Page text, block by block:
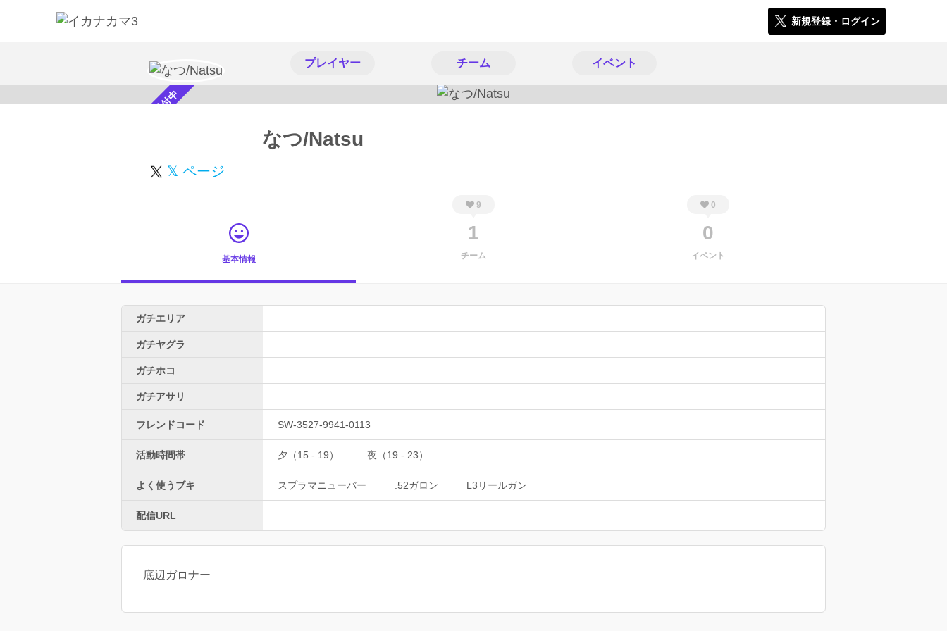
新規登録・ログイン
プレイヤー チーム イベント
スカウト受付中 なつ/Natsu
𝕏 ページ
基本情報
9
1
チーム
0
0
イベント
ガチエリア
ガチヤグラ
ガチホコ
ガチアサリ
フレンドコード SW-3527-9941-0113
活動時間帯 夕（15 - 19） 夜（19 - 23）
よく使うブキ スプラマニューバー .52ガロン L3リールガン
配信URL
底辺ガロナー